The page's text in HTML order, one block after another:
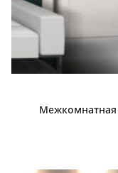
Межкомнатная